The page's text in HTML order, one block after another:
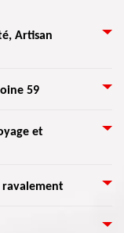
Artisan
une façade à peindre.
avant enduit. Avec un
se lasseront pas si
plâtre, briques, pavé,
59
connue sous le nom
extérieurs de toute
granuleux qu’il doit être
Nous l’appliquerons
au crépi.
et
d’un professionnel
ravaleurs, notamment si